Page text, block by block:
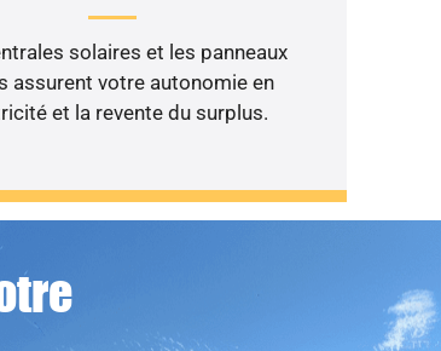
solaires et les panneaux
assurent votre autonomie en
et la revente du surplus.